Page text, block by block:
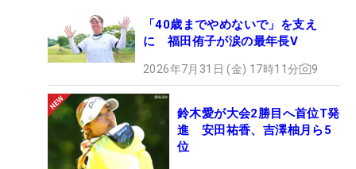
「40歳までやめないで」を支え
に 福田侑子が涙の最年長V
2026年7月31日 (金) 17時11分 9
鈴木愛が大会2勝目へ首位T発
進 安田祐香、吉澤柚月ら5
位